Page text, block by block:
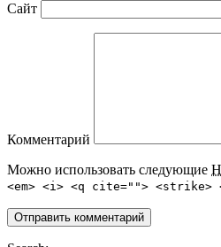
Сайт
Комментарий
Можно использовать следующие
<em> <i> <q cite=""> <strike>